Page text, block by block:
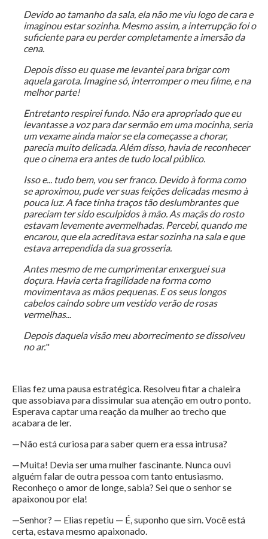
Devido ao tamanho da sala, ela não me viu logo de cara e
imaginou estar sozinha. Mesmo assim, a interrupção foi o
suficiente para eu perder completamente a imersão da
cena.
Depois disso eu quase me levantei para brigar com
aquela garota. Imagine só, interromper o meu filme, e na
melhor parte!
Entretanto respirei fundo. Não era apropriado que eu
levantasse a voz para dar sermão em uma mocinha, seria
um vexame ainda maior se ela começasse a chorar,
parecia muito delicada. Além disso, havia de reconhecer
que o cinema era antes de tudo local público.
Isso e... tudo bem, vou ser franco. Devido à forma como
se aproximou, pude ver suas feições delicadas mesmo à
pouca luz. A face tinha traços tão deslumbrantes que
pareciam ter sido esculpidos à mão. As maçãs do rosto
estavam levemente avermelhadas. Percebi, quando me
encarou, que ela acreditava estar sozinha na sala e que
estava arrependida da sua grosseria.
Antes mesmo de me cumprimentar enxerguei sua
doçura. Havia certa fragilidade na forma como
movimentava as mãos pequenas. E os seus longos
cabelos caindo sobre um vestido verão de rosas
vermelhas...
Depois daquela visão meu aborrecimento se dissolveu
no ar."
Elias fez uma pausa estratégica. Resolveu fitar a chaleira
que assobiava para dissimular sua atenção em outro ponto.
Esperava captar uma reação da mulher ao trecho que
acabara de ler.
—Não está curiosa para saber quem era essa intrusa?
—Muita! Devia ser uma mulher fascinante. Nunca ouvi
alguém falar de outra pessoa com tanto entusiasmo.
Reconheço o amor de longe, sabia? Sei que o senhor se
apaixonou por ela!
—Senhor? — Elias repetiu — É, suponho que sim. Você está
certa, estava mesmo apaixonado.